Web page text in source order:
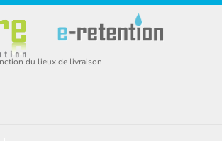
du lieux de livraison